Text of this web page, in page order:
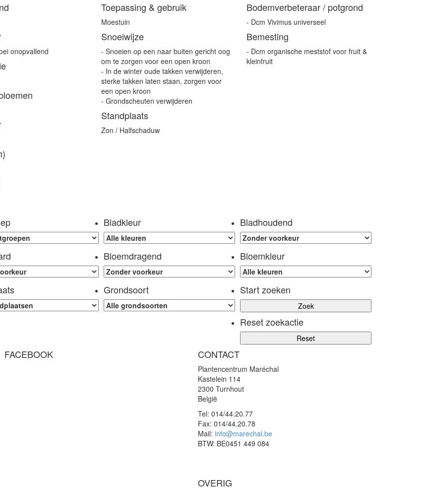
onopvallend
Toepassing & gebruik
Moestuin
Snoeiwijze
- Snoeien op een naar buiten gericht oog
om te zorgen voor een open kroon
- In de winter oude takken verwijderen,
sterke takken laten staan, zorgen voor
een open kroon
- Grondscheuten verwijderen
Standplaats
Zon / Halfschaduw
Bodemverbeteraar / potgrond
- Dcm Vivimus universeel
Bemesting
- Dcm organische meststof voor fruit &
kleinfruit
Bladkleur Bladhoudend
Bloemdragend Bloemkleur
Grondsoort Start zoeken
Reset zoekactie
FACEBOOK CONTACT
Plantencentrum Maréchal
Kastelein 114
2300 Turnhout
België
Tel: 014/44.20.77
Fax: 014/44.20.78
Mail: info@marechal.be
BTW: BE0451 449 084
OVERIG